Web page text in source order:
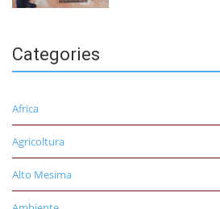
Categories
Africa
Agricoltura
Alto Mesima